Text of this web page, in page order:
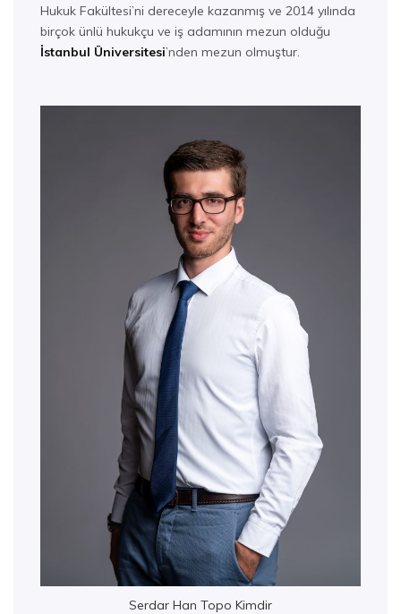
Hukuk Fakültesi’ni dereceyle kazanmış ve 2014 yılında
birçok ünlü hukukçu ve iş adamının mezun olduğu
İstanbul Üniversitesi’nden mezun olmuştur.
Serdar Han Topo Kimdir